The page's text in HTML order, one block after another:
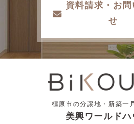
資料請求・お問
せ
橿原市の分譲地・新築一
美興ワールドハ